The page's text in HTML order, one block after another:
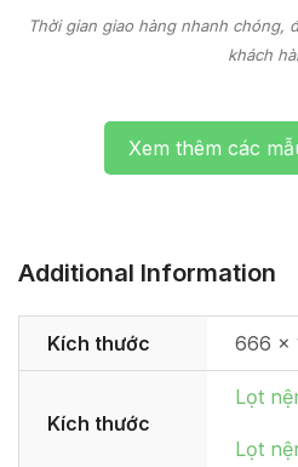
Thời gian giao hàng nhanh chóng,
khách
Xem thêm các
Additional Information
Kích thước 666 ×
Kích thước
Lọt
Lọt